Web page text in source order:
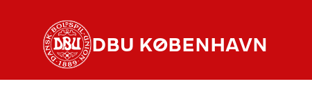
DBU KØBENHAVN